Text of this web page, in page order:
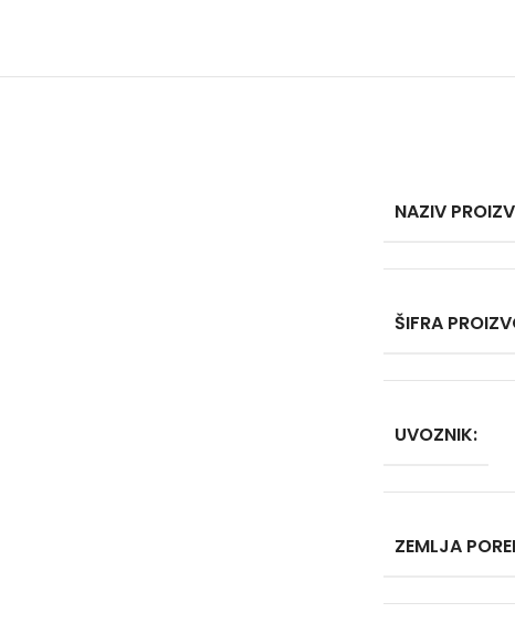
NAZIV
ŠIFRA
UVOZNIK:
ZEMLJA